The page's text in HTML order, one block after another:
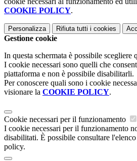
COOKIE POLICY.
Personalizza Rifiuta tutti i cookies
Gestione cookie
In questa schermata è possibile scegliere
I cookie necessari sono quelli che
piattaforma e non è possibile disabilitarli.
Per conoscere quali sono i cookie
visionare la COOKIE POLICY.
Cookie necessari per il funzionamento
I cookie necessari per il funzionamento
disabilitati. È possibile consultare
policy.